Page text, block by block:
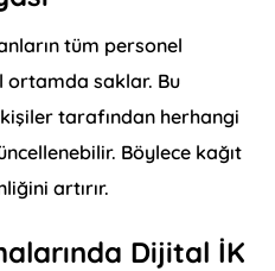
tüm personel
saklar. Bu
tarafından herhangi
Böylece kağıt
artırır.
Dijital İK